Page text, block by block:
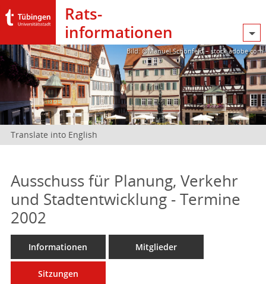
Rats­
informationen
Bild: @Manuel Schönfeld – stock.adobe.com
Translate into English
Ausschuss für Planung, Verkehr
und Stadtentwicklung - Termine
2002
Informationen Mitglieder
Sitzungen